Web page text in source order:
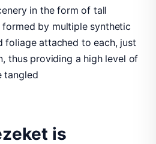
in the form of tall
formed by multiple synthetic
foliage attached to each, just
thus providing a high level of
tangled
is